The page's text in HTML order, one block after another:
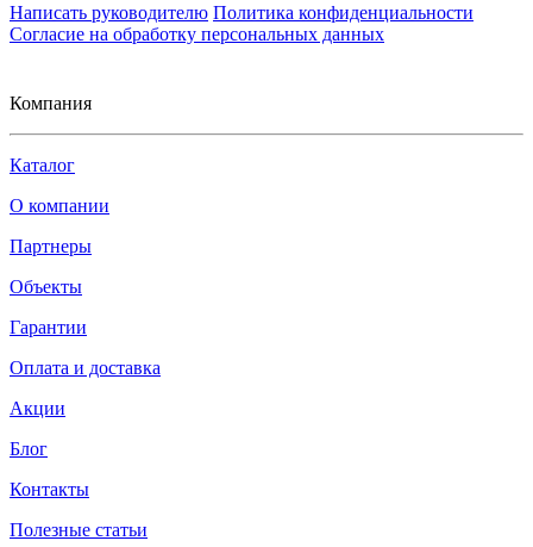
Написать руководителю Политика конфиденциальности
Согласие на обработку персональных данных
Компания
Каталог
О компании
Партнеры
Объекты
Гарантии
Оплата и доставка
Акции
Блог
Контакты
Полезные статьи